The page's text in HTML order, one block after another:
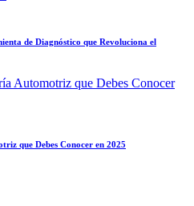
de Diagnóstico que Revoluciona el
que Debes Conocer en 2025